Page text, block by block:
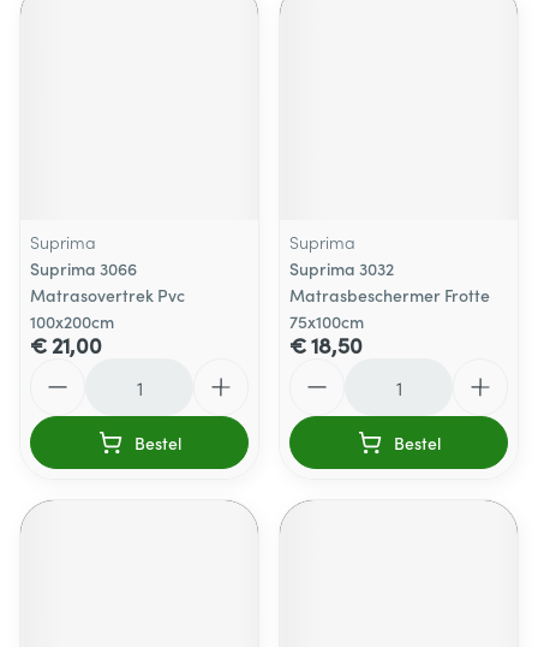
Suprima
Suprima 3066
Matrasovertrek Pvc
100x200cm
€ 21,00
Bestel
Suprima
Suprima 3032
Matrasbeschermer Frotte
75x100cm
€ 18,50
Bestel